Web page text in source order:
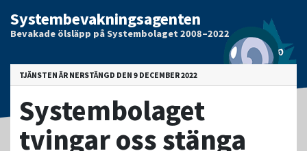
Systembevakningsagenten
Bevakade ölsläpp på Systembolaget 2008–2022
TJÄNSTEN ÄR NERSTÄNGD DEN 9 DECEMBER 2022
Systembolaget
tvingar oss stänga